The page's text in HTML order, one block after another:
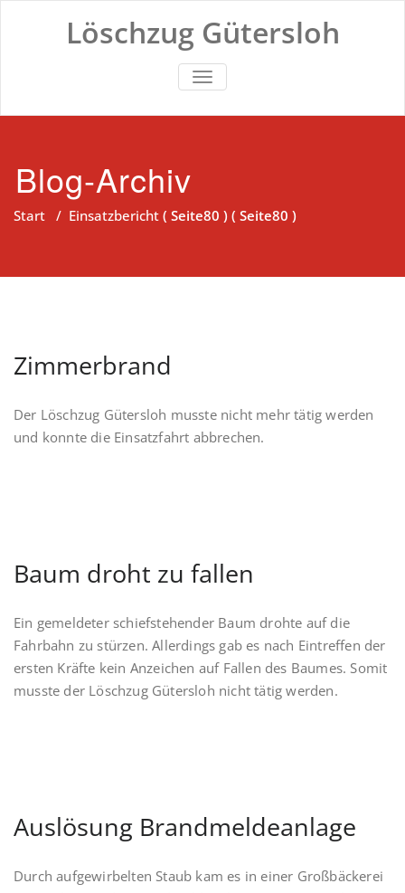
Löschzug Gütersloh
TOGGLE NAVIGATION
Blog-Archiv
Start / Einsatzbericht ( Seite80 ) ( Seite80 )
Zimmerbrand
Der Löschzug Gütersloh musste nicht mehr tätig werden
und konnte die Einsatzfahrt abbrechen.
Baum droht zu fallen
Ein gemeldeter schiefstehender Baum drohte auf die
Fahrbahn zu stürzen. Allerdings gab es nach Eintreffen der
ersten Kräfte kein Anzeichen auf Fallen des Baumes. Somit
musste der Löschzug Gütersloh nicht tätig werden.
Auslösung Brandmeldeanlage
Durch aufgewirbelten Staub kam es in einer Großbäckerei